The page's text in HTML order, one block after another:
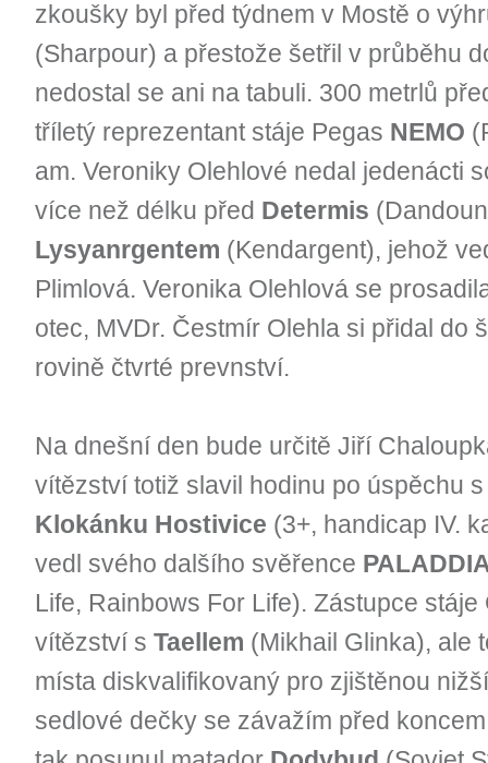
zkoušky byl před týdnem v Mostě o
(Sharpour) a přestože šetřil v průběhu
nedostal se ani na tabuli. 300 metrlů
tříletý reprezentant stáje Pegas NEMO
am. Veroniky Olehlové nedal jedenácti
více než délku před Determis
Lysyanrgentem (Kendargent), jehož
Plimlová. Veronika Olehlová se
otec, MVDr. Čestmír Olehla si přidal do
rovině čtvrté prevnství.
Na dnešní den bude určitě Jiří
vítězství totiž slavil hodinu po úspěchu
Klokánku Hostivice (3+, handicap IV.
vedl svého dalšího svěřence
Life, Rainbows For Life). Zástupce stáje
vítězství s Taellem (Mikhail Glinka), ale
místa diskvalifikovaný pro zjištěnou
sedlové dečky se závažím před